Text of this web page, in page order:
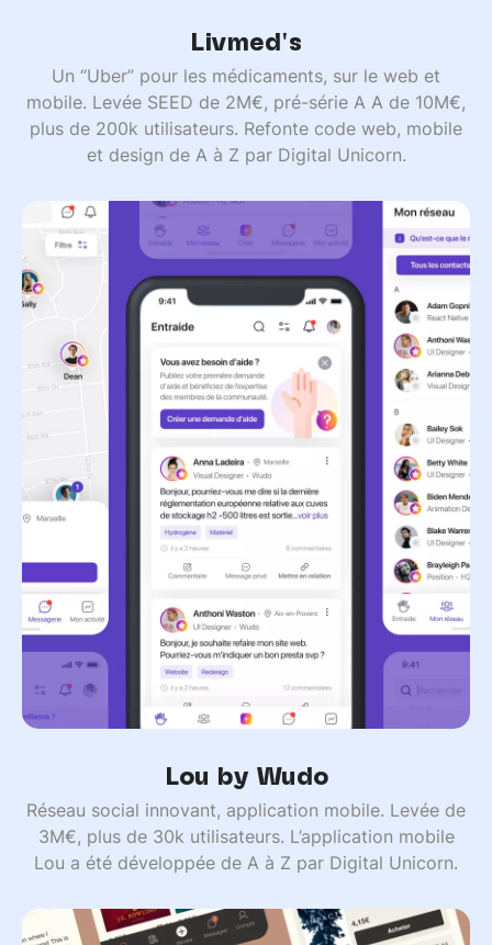
Livmed's
Un “Uber” pour les médicaments, sur le web et
mobile. Levée SEED de 2M€, pré-série A A de 10M€,
plus de 200k utilisateurs. Refonte code web, mobile
et design de A à Z par Digital Unicorn.
Lou by Wudo
Réseau social innovant, application mobile. Levée de
3M€, plus de 30k utilisateurs. L’application mobile
Lou a été développée de A à Z par Digital Unicorn.